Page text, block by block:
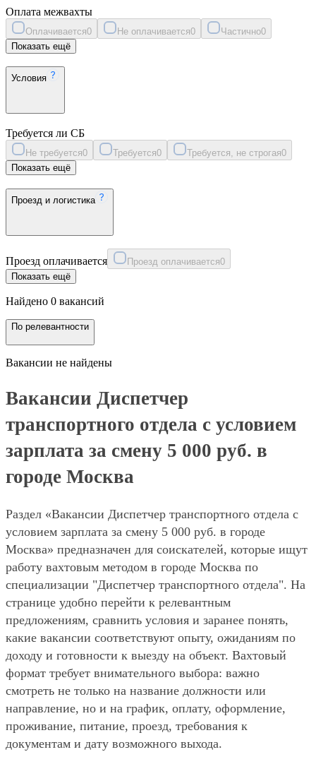
Оплата межвахты
Оплачивается0 Не оплачивается0 Частично0
Показать ещё
Условия
Требуется ли СБ
Не требуется0 Требуется0 Требуется, не строгая0
Показать ещё
Проезд и логистика
Проезд оплачивается Проезд оплачивается0
Показать ещё
Найдено 0 вакансий
По релевантности
Вакансии не найдены
Вакансии Диспетчер
транспортного отдела с условием
зарплата за смену 5 000 руб. в
городе Москва
Раздел «Вакансии Диспетчер транспортного отдела с
условием зарплата за смену 5 000 руб. в городе
Москва» предназначен для соискателей, которые ищут
работу вахтовым методом в городе Москва по
специализации "Диспетчер транспортного отдела". На
странице удобно перейти к релевантным
предложениям, сравнить условия и заранее понять,
какие вакансии соответствуют опыту, ожиданиям по
доходу и готовности к выезду на объект. Вахтовый
формат требует внимательного выбора: важно
смотреть не только на название должности или
направление, но и на график, оплату, оформление,
проживание, питание, проезд, требования к
документам и дату возможного выхода.